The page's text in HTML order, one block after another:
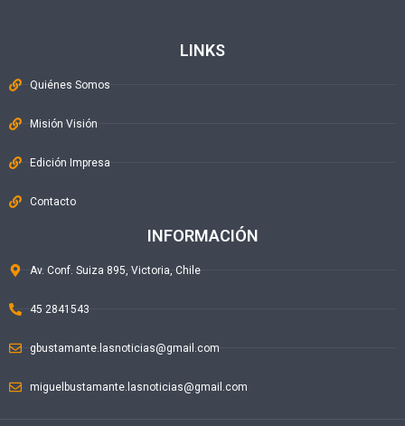
LINKS
Quiénes Somos
Misión Visión
Edición Impresa
Contacto
INFORMACIÓN
Av. Conf. Suiza 895, Victoria, Chile
45 2841543
gbustamante.lasnoticias@gmail.com
miguelbustamante.lasnoticias@gmail.com